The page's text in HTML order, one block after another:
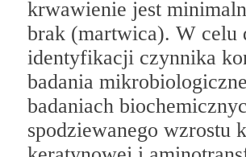
krwawienie jest
brak (martwica). W celu
identyfikacji czynnika
badania
badaniach
spodziewanego wzrostu